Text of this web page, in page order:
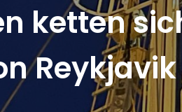
ketten
Reykjavik